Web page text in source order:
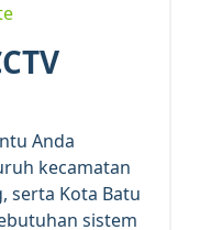
Anda
kecamatan
serta Kota Batu
sistem